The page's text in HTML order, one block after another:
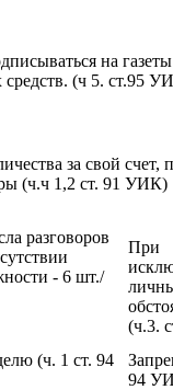
на
средств. (ч 5. ст.95
за свой счет,
(ч.ч 1,2 ст. 91 УИК)
разговоров
- 6 шт./
При
(ч.3.
(ч. 1 ст. 94
94